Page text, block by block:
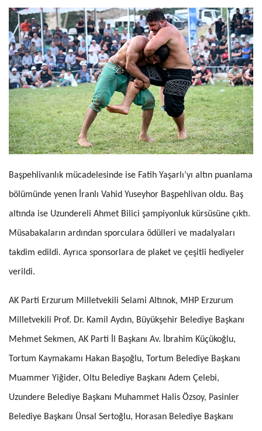
Başpehlivanlık mücadelesinde ise Fatih Yaşarlı’yı altın puanlama
bölümünde yenen İranlı Vahid Yuseyhor Başpehlivan oldu. Baş
altında ise Uzundereli Ahmet Bilici şampiyonluk kürsüsüne çıktı.
Müsabakaların ardından sporculara ödülleri ve madalyaları
takdim edildi. Ayrıca sponsorlara de plaket ve çeşitli hediyeler
verildi.
AK Parti Erzurum Milletvekili Selami Altınok, MHP Erzurum
Milletvekili Prof. Dr. Kamil Aydın, Büyükşehir Belediye Başkanı
Mehmet Sekmen, AK Parti İl Başkanı Av. İbrahim Küçükoğlu,
Tortum Kaymakamı Hakan Başoğlu, Tortum Belediye Başkanı
Muammer Yiğider, Oltu Belediye Başkanı Adem Çelebi,
Uzundere Belediye Başkanı Muhammet Halis Özsoy, Pasinler
Belediye Başkanı Ünsal Sertoğlu, Horasan Belediye Başkanı